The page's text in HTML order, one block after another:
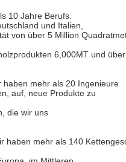
10 Jahre Berufs.
und Italien,
von über 5 Million
6,000MT und
haben mehr als 20 Ingenieure
auf, neue Produkte zu
die wir uns
haben mehr als 140